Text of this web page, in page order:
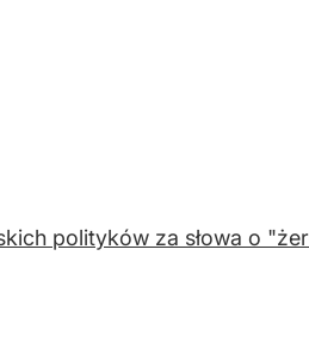
polityków za słowa o